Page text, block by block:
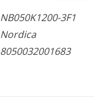
NB050K1200-3F1
Nordica
8050032001683